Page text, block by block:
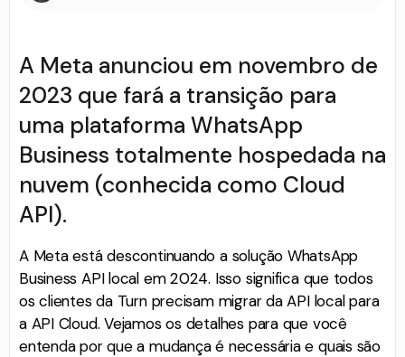
A Meta anunciou em novembro de
2023 que fará a transição para
uma plataforma WhatsApp
Business totalmente hospedada na
nuvem (conhecida como Cloud
API).
A Meta está descontinuando a solução WhatsApp
Business API local em 2024. Isso significa que todos
os clientes da Turn precisam migrar da API local para
a API Cloud. Vejamos os detalhes para que você
entenda por que a mudança é necessária e quais são